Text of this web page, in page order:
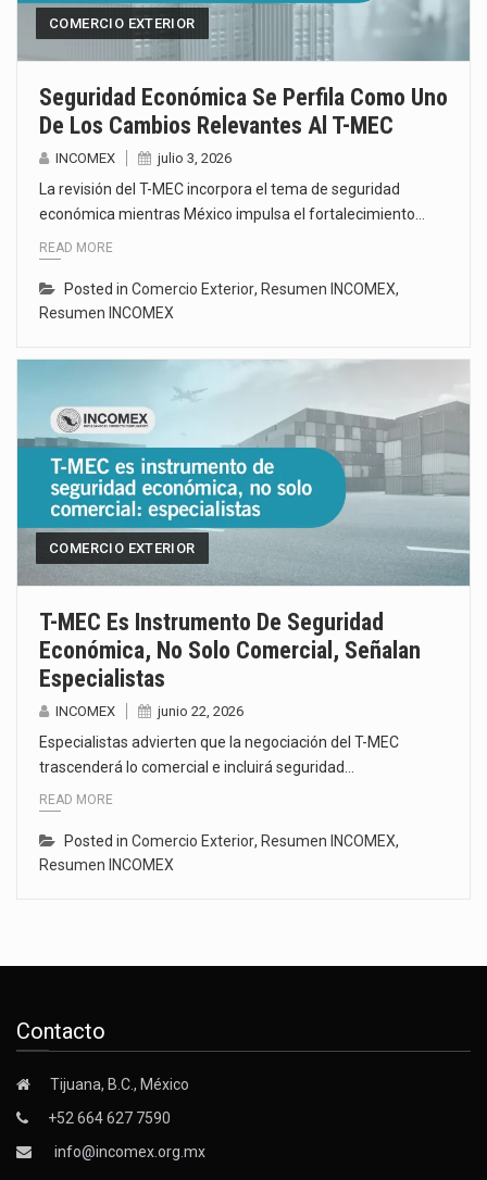
COMERCIO EXTERIOR
Seguridad Económica Se Perfila Como Uno
De Los Cambios Relevantes Al T-MEC
INCOMEX julio 3, 2026
La revisión del T-MEC incorpora el tema de seguridad
económica mientras México impulsa el fortalecimiento…
READ MORE
Posted in Comercio Exterior, Resumen INCOMEX,
Resumen INCOMEX
COMERCIO EXTERIOR
T-MEC Es Instrumento De Seguridad
Económica, No Solo Comercial, Señalan
Especialistas
INCOMEX junio 22, 2026
Especialistas advierten que la negociación del T-MEC
trascenderá lo comercial e incluirá seguridad…
READ MORE
Posted in Comercio Exterior, Resumen INCOMEX,
Resumen INCOMEX
Contacto
Tijuana, B.C., México
+52 664 627 7590
info@incomex.org.mx